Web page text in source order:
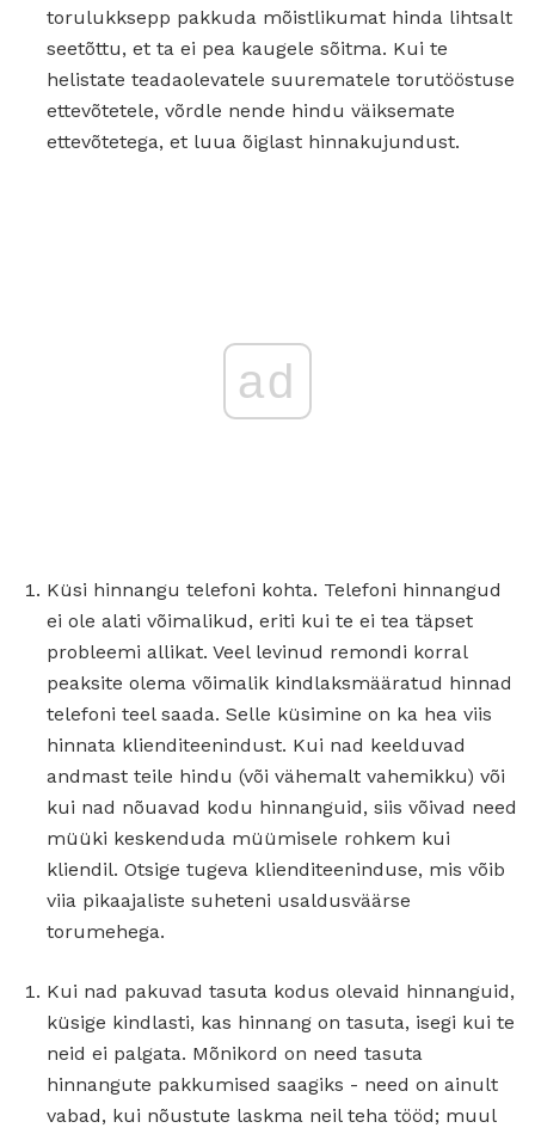
torulukksepp pakkuda mõistlikumat hinda lihtsalt
seetõttu, et ta ei pea kaugele sõitma. Kui te
helistate teadaolevatele suurematele torutööstuse
ettevõtetele, võrdle nende hindu väiksemate
ettevõtetega, et luua õiglast hinnakujundust.
ad
Küsi hinnangu telefoni kohta. Telefoni hinnangud
ei ole alati võimalikud, eriti kui te ei tea täpset
probleemi allikat. Veel levinud remondi korral
peaksite olema võimalik kindlaksmääratud hinnad
telefoni teel saada. Selle küsimine on ka hea viis
hinnata klienditeenindust. Kui nad keelduvad
andmast teile hindu (või vähemalt vahemikku) või
kui nad nõuavad kodu hinnanguid, siis võivad need
müüki keskenduda müümisele rohkem kui
kliendil. Otsige tugeva klienditeeninduse, mis võib
viia pikaajaliste suheteni usaldusväärse
torumehega.
Kui nad pakuvad tasuta kodus olevaid hinnanguid,
küsige kindlasti, kas hinnang on tasuta, isegi kui te
neid ei palgata. Mõnikord on need tasuta
hinnangute pakkumised saagiks - need on ainult
vabad, kui nõustute laskma neil teha tööd; muul